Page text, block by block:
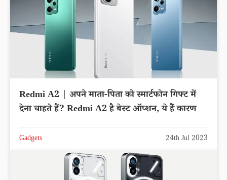
Redmi A2 | अपने माता-पिता को स्मार्टफोन गिफ्ट में
देना चाहते हैं? Redmi A2 है बेस्ट ऑप्शन, ये हैं कारण
Gadgets 24th Jul 2023